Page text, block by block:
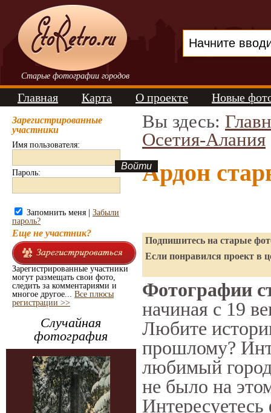
Старые фотографии городов
Главная Карта О проекте Новые
Зарегистрированные
участники
Имя пользователя:
Пароль:
Запомнить меня | Забыли
пароль?
Еще не участник?
Зарегистрированные участники
могут размещать свои фото,
следить за комментариями и
многое другое... Все плюсы
регистрации >>
Случайная
фотография
Вы здесь:
Осетия-Алания
Ардон
Подпишитесь на старые
Если понравился проект в
Фотографии
начиная с 19
Любите
прошлому?
любимый
не было на
Интересуетесь